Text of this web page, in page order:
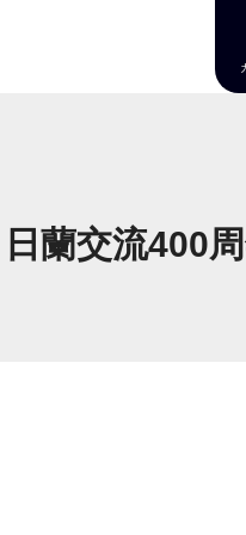
日蘭交流400